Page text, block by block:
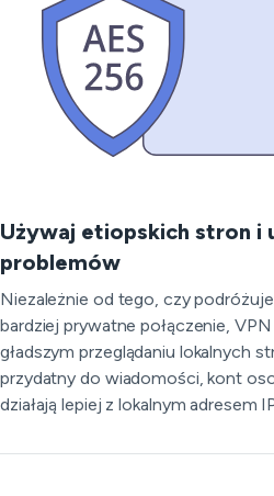
Używaj etiopskich stron i
problemów
Niezależnie od tego, czy
bardziej prywatne połączenie,
gładszym przeglądaniu lokalnych
przydatny do wiadomości, kont
działają lepiej z lokalnym adresem